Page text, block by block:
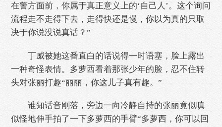
在警方面前，你属于真正意义上的‘自己人’。这个询问
流程走不走得下去，走得快还是慢，你以为真的只取
决于你说没说真话？”
丁威被她这番直白的话说得一时语塞，脸上露出
一种奇怪表情。多萝西看着那张少年的脸，忍不住转
头对张丽打趣“丽丽，你这儿子真有趣。”
谁知话音刚落，旁边一向冷静自持的张丽竟似嗔
似怪地伸手拍了一下多萝西的手臂“多萝西，你可以回